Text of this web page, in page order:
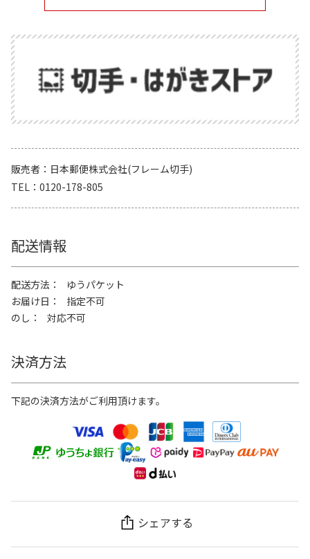
販売者
日本郵便株式会社(フレーム切手)
TEL
0120-178-805
配送情報
配送方法
ゆうパケット
お届け日
指定不可
のし
対応不可
決済方法
下記の決済方法がご利用頂けます。
シェアする